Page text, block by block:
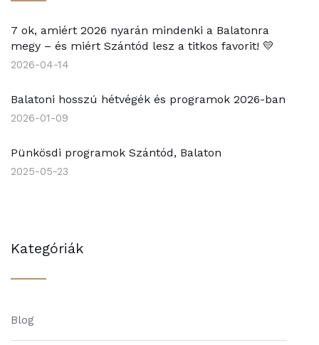
7 ok, amiért 2026 nyarán mindenki a Balatonra
megy – és miért Szántód lesz a titkos favorit! 💛
2026-04-14
Balatoni hosszú hétvégék és programok 2026-ban
2026-01-09
Pünkösdi programok Szántód, Balaton
2025-05-23
Kategóriák
Blog